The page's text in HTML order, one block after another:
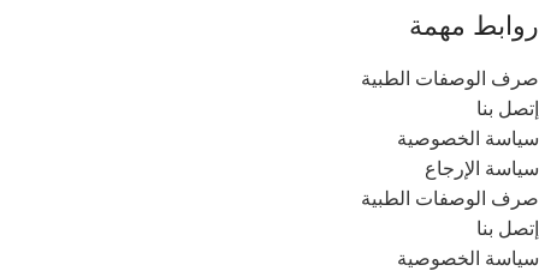
روابط مهمة
صرف الوصفات الطبية
إتصل بنا
سياسة الخصوصية
سياسة الإرجاع
صرف الوصفات الطبية
إتصل بنا
سياسة الخصوصية